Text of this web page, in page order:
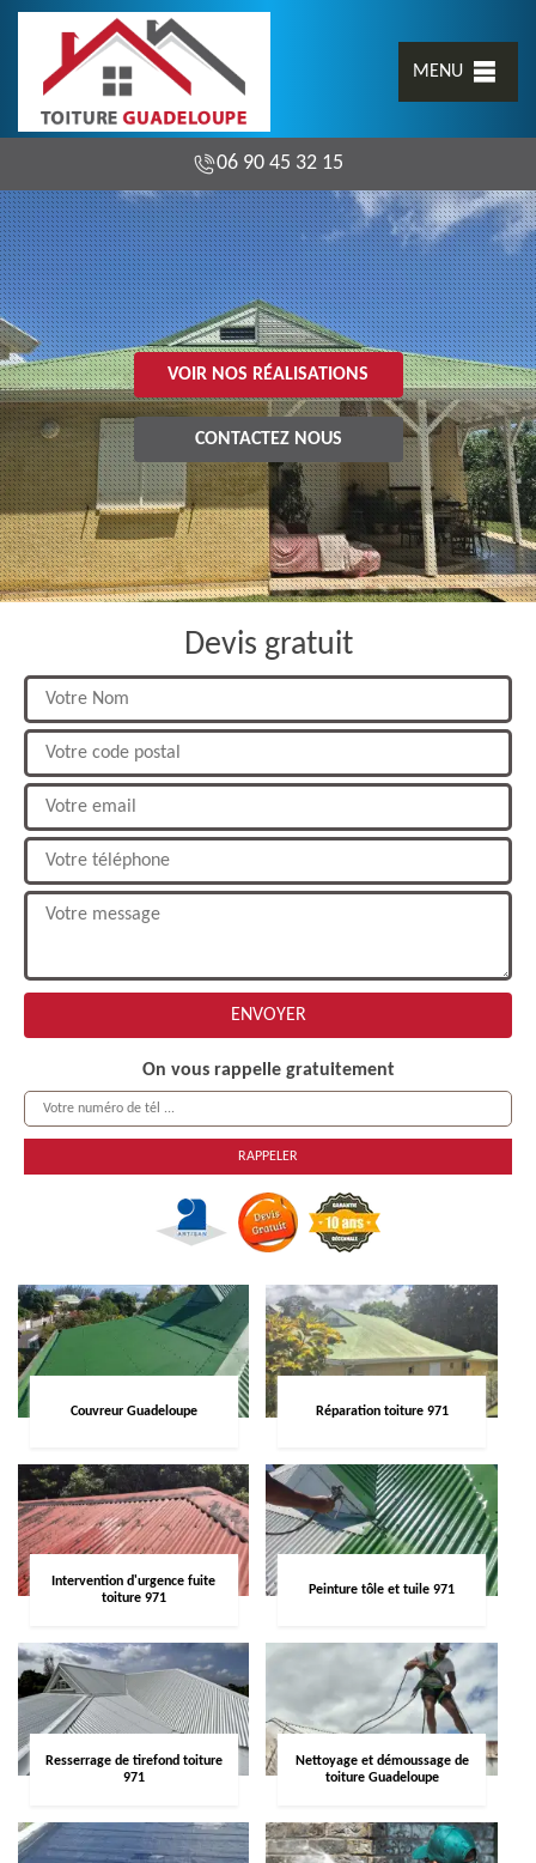
MENU
06 90 45 32 15
VOIR NOS RÉALISATIONS
CONTACTEZ NOUS
Devis gratuit
On vous rappelle gratuitement
Couvreur Guadeloupe Réparation toiture 971
Intervention d'urgence fuite
toiture 971
Peinture tôle et tuile 971
Resserrage de tirefond toiture
971
Nettoyage et démoussage de
toiture Guadeloupe